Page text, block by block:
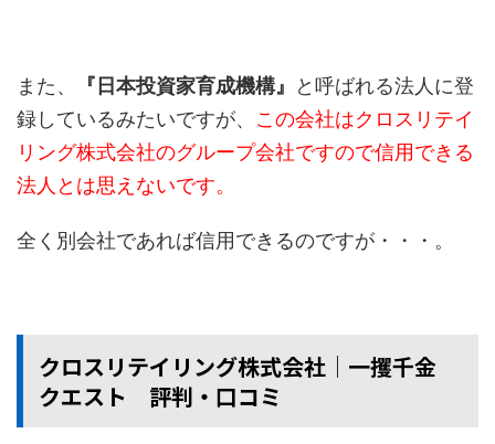
また、 『日本投資家育成機構』
と呼ばれる法人に登
録しているみたいですが、 この会社はクロスリテイ
リング株式会社のグループ会社ですので信用できる
法人とは思えないです。
全く別会社であれば信用できるのですが・・・。
クロスリテイリング株式会社│一攫千金
クエスト 評判・口コミ